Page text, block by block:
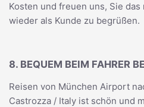
Kosten und freuen uns, Sie
wieder als Kunde zu begrüßen.
8. BEQUEM BEIM FAHRER
Reisen von München Airport
Castrozza / Italy ist schön und